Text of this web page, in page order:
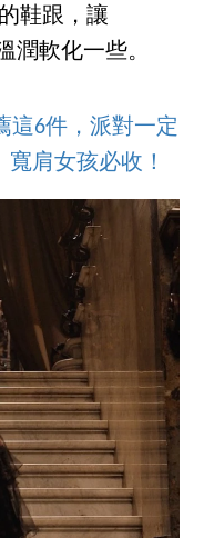
鞋跟，讓
潤軟化一些。
這6件，派對一定
肩女孩必收！